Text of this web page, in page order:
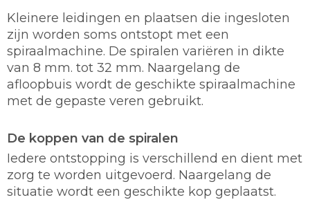
Kleinere leidingen en plaatsen die ingesloten
zijn worden soms ontstopt met een
spiraalmachine. De spiralen variëren in dikte
van 8 mm. tot 32 mm. Naargelang de
afloopbuis wordt de geschikte spiraalmachine
met de gepaste veren gebruikt.
De koppen van de spiralen
Iedere ontstopping is verschillend en dient met
zorg te worden uitgevoerd. Naargelang de
situatie wordt een geschikte kop geplaatst.